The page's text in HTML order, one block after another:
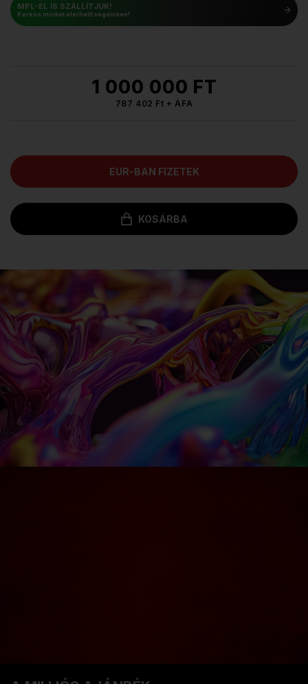
MPL-EL IS SZÁLLÍTJUK!
Keress minket elérhetőségeinken!
1 000 000 FT
787 402 Ft + ÁFA
EUR-BAN FIZETEK
KOSÁRBA